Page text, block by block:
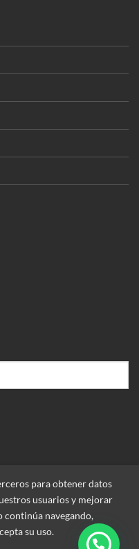
para obtener datos
usuarios y mejorar
continúa navegando,
su uso.